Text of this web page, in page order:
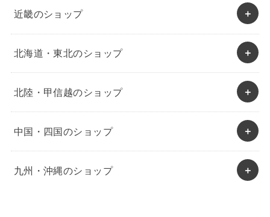
近畿のショップ
北海道・東北のショップ
北陸・甲信越のショップ
中国・四国のショップ
九州・沖縄のショップ